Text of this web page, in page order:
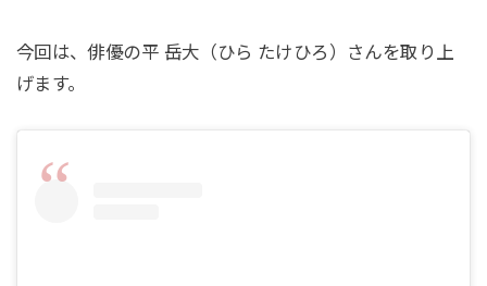
今回は、俳優の平 岳大（ひら たけひろ）さんを取り上
げます。